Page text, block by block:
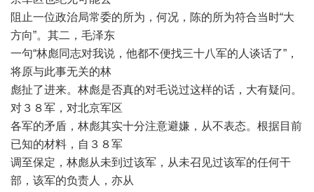
阻止一位政治局常委的所为，何况，陈的所为符合当时“大
方向”。其二，毛泽东
一句“林彪同志对我说，他都不便找三十八军的人谈话了”，
将原与此事无关的林
彪扯了进来。林彪是否真的对毛说过这样的话，大有疑问。
对３８军，对北京军区
各军的矛盾，林彪其实十分注意避嫌，从不表态。根据目前
已知的材料，自３８军
调至保定，林彪从未到过该军，从未召见过该军的任何干
部，该军的负责人，亦从